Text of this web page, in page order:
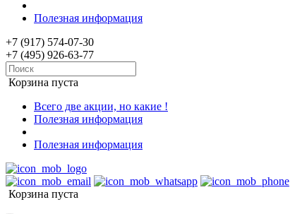
Полезная информация
+7 (917) 574-07-30
+7 (495) 926-63-77
Корзина пуста
Всего две акции, но какие !
Полезная информация
Полезная информация
Корзина пуста